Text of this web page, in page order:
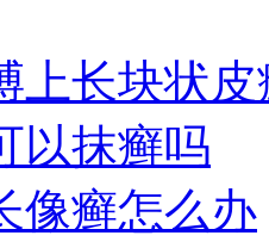
上长块状皮
以抹癣吗
像癣怎么办